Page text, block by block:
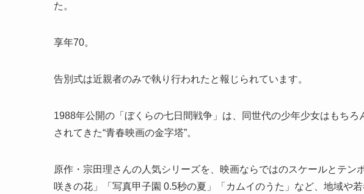
た。
享年70。
告別式は近親者のみで執り行われたと報じられています。
1988年公開の「ぼくらの七日間戦争」は、同世代の少年少女はもち
されてきた“青春映画の金字塔”。
原作・宗田理さんの人気シリーズを、映画ならではのスケールとテン
咲きの花」「写真甲子園 0.5秒の夏」「カムイのうた」など、地域や